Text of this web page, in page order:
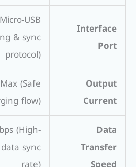
Interface
Port
USB
& sync
protocol)
Output
Current
(Safe
flow)
Data
Transfer
(High-
sync